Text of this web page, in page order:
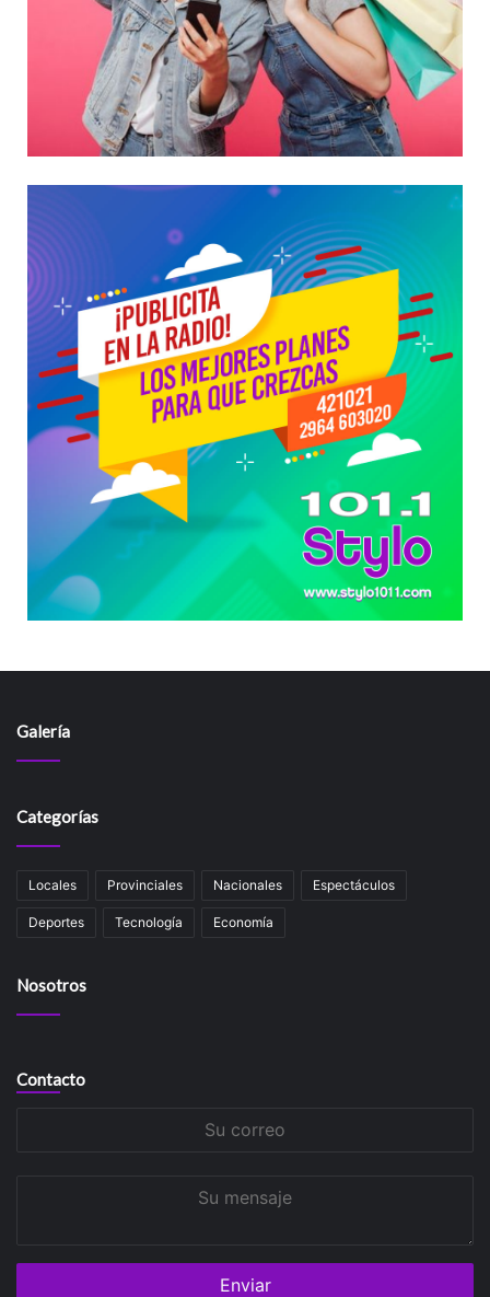
Galería
Categorías
Locales Provinciales Nacionales Espectáculos
Deportes Tecnología Economía
Nosotros
Contacto